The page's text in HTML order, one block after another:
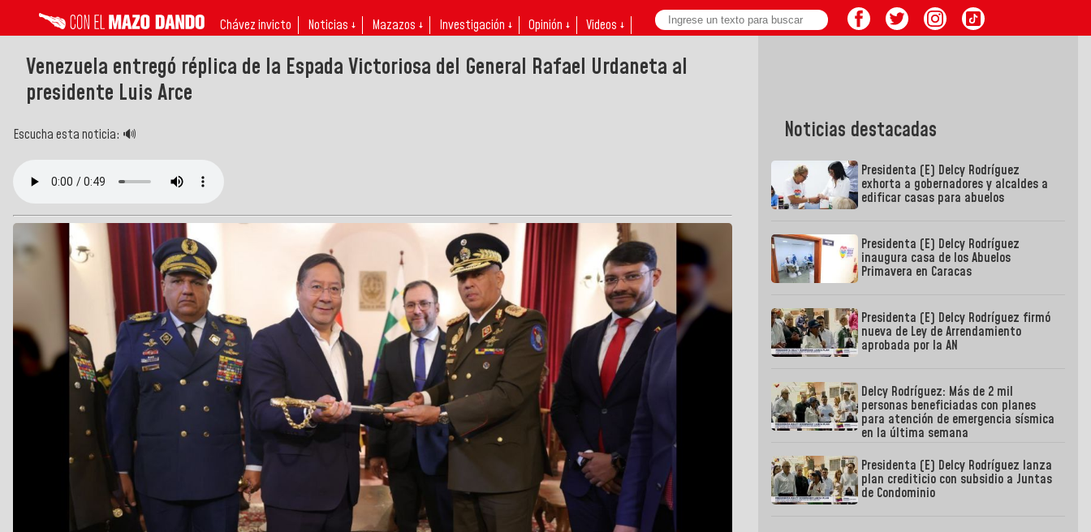
Chávez invicto Noticias ↓ Mazazos ↓ Investigación ↓ Opinión ↓ Videos ↓
Venezuela entregó réplica de la Espada Victoriosa del General Rafael Urdaneta al
presidente Luis Arce
Escucha esta noticia: 🔊 Noticias destacadas
Presidenta (E) Delcy Rodríguez
exhorta a gobernadores y alcaldes a
edificar casas para abuelos
Presidenta (E) Delcy Rodríguez
inaugura casa de los Abuelos
Primavera en Caracas
Presidenta (E) Delcy Rodríguez firmó
nueva de Ley de Arrendamiento
aprobada por la AN
Delcy Rodríguez: Más de 2 mil
personas beneficiadas con planes
para atención de emergencia sísmica
en la última semana
Presidenta (E) Delcy Rodríguez lanza
plan crediticio con subsidio a Juntas
de Condominio